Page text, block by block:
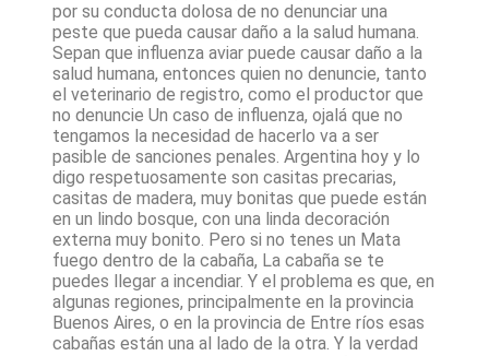
por su conducta dolosa de no denunciar una
peste que pueda causar daño a la salud humana.
Sepan que influenza aviar puede causar daño a la
salud humana, entonces quien no denuncie, tanto
el veterinario de registro, como el productor que
no denuncie Un caso de influenza, ojalá que no
tengamos la necesidad de hacerlo va a ser
pasible de sanciones penales. Argentina hoy y lo
digo respetuosamente son casitas precarias,
casitas de madera, muy bonitas que puede están
en un lindo bosque, con una linda decoración
externa muy bonito. Pero si no tenes un Mata
fuego dentro de la cabaña, La cabaña se te
puedes llegar a incendiar. Y el problema es que, en
algunas regiones, principalmente en la provincia
Buenos Aires, o en la provincia de Entre ríos esas
cabañas están una al lado de la otra. Y la verdad